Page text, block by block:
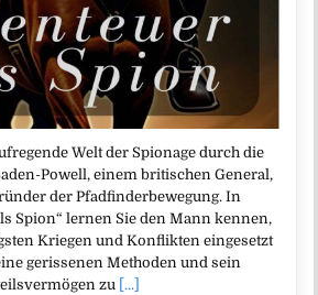
Welt der Spionage durch die
Powell, einem britischen General,
der Pfadfinderbewegung. In
Spion“ lernen Sie den Mann kennen,
Kriegen und Konflikten eingesetzt
gerissenen Methoden und sein
zu [...]